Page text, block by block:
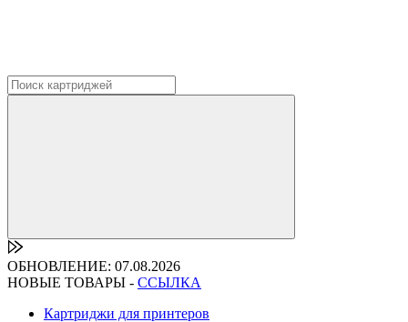
ОБНОВЛЕНИЕ: 07.08.2026
НОВЫЕ ТОВАРЫ - ССЫЛКА
Картриджи для принтеров